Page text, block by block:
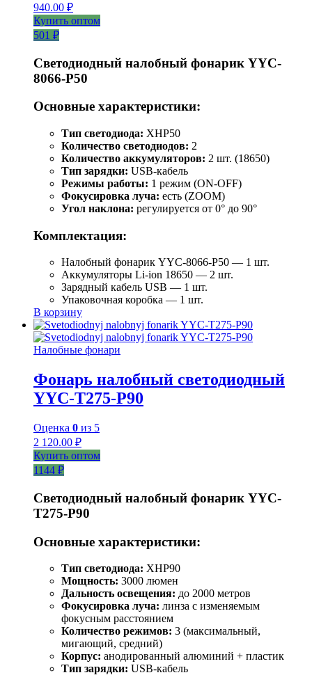
940.00 ₽
Купить оптом
501 ₽
Светодиодный налобный фонарик YYC-
8066-P50
Основные характеристики:
Тип светодиода: XHP50
Количество светодиодов: 2
Количество аккумуляторов: 2 шт. (18650)
Тип зарядки: USB-кабель
Режимы работы: 1 режим (ON-OFF)
Фокусировка луча: есть (ZOOM)
Угол наклона: регулируется от 0° до 90°
Комплектация:
Налобный фонарик YYC-8066-P50 — 1 шт.
Аккумуляторы Li-ion 18650 — 2 шт.
Зарядный кабель USB — 1 шт.
Упаковочная коробка — 1 шт.
В корзину
Налобные фонари
Фонарь налобный светодиодный
YYC-T275-P90
Оценка 0 из 5
2 120.00 ₽
Купить оптом
1144 ₽
Светодиодный налобный фонарик YYC-
T275-P90
Основные характеристики:
Тип светодиода: XHP90
Мощность: 3000 люмен
Дальность освещения: до 2000 метров
Фокусировка луча: линза с изменяемым
фокусным расстоянием
Количество режимов: 3 (максимальный,
мигающий, средний)
Корпус: анодированный алюминий + пластик
Тип зарядки: USB-кабель